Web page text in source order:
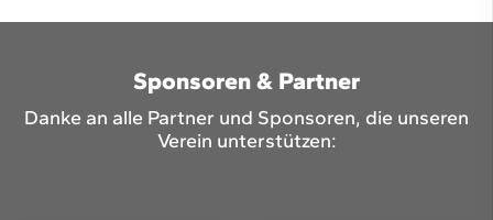
Sponsoren & Partner
Danke an alle Partner und Sponsoren, die unseren
Verein unterstützen: